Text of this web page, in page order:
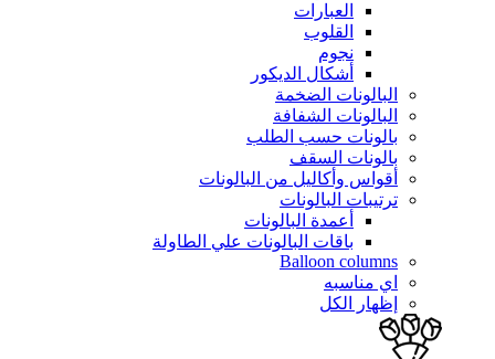
العبارات
القلوب
نجوم
أشكال الديكور
البالونات الضخمة
البالونات الشفافة
بالونات حسب الطلب
بالونات السقف
أقواس وأكاليل من البالونات
ترتيبات البالونات
أعمدة البالونات
باقات البالونات علي الطاولة
Balloon columns
اي مناسبه
إظهار الكل